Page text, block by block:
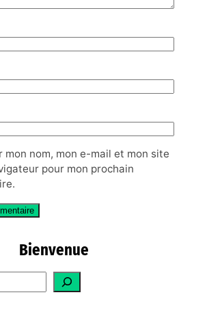
mon nom, mon e-mail et mon site
pour mon prochain
Bienvenue